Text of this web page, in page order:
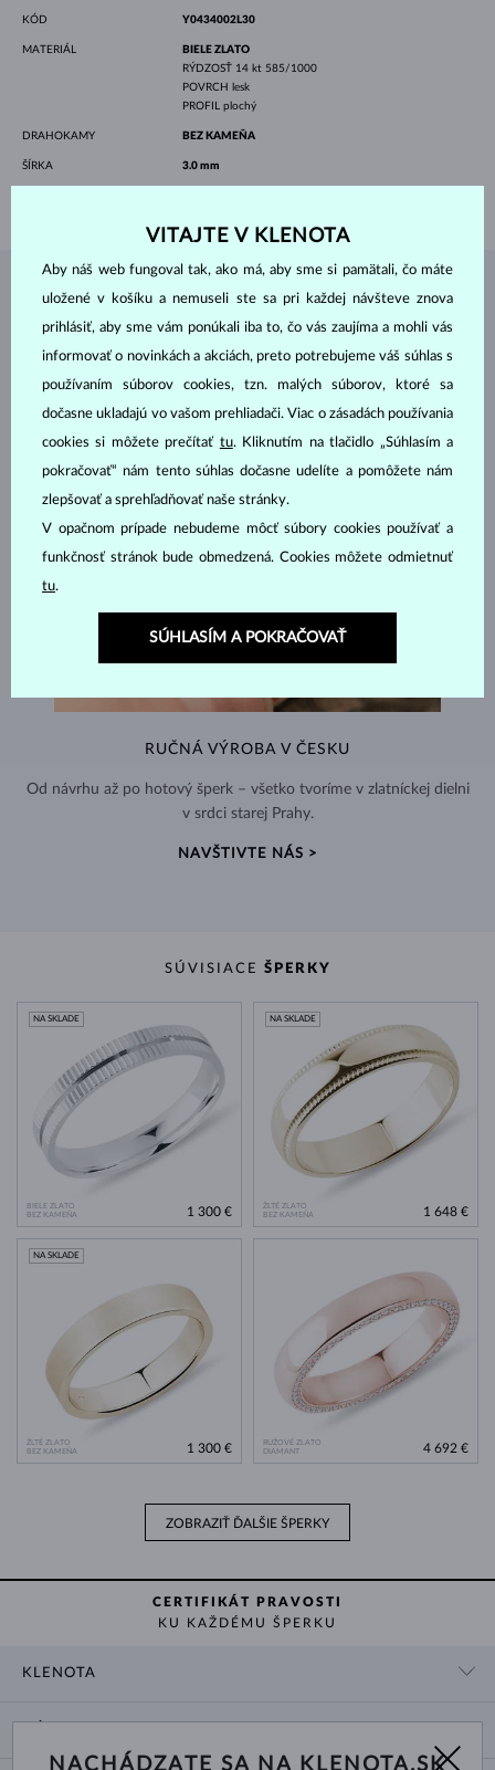
KÓD Y0434002L30
MATERIÁL
BIELE ZLATO
RÝDZOSŤ 14 kt 585/1000
POVRCH
lesk
PROFIL plochý
DRAHOKAMY BEZ KAMEŇA
ŠÍRKA 3.0 mm
ŠPERKY ZATELIÉRU KLENOTA
RUČNÁ VÝROBA V ČESKU
Od návrhu až po hotový šperk – všetko tvoríme v zlatníckej dielni
v srdci starej Prahy.
NAVŠTIVTE NÁS >
SÚVISIACE ŠPERKY
BIELE ZLATO
BEZ KAMEŇA
NA SKLADE
1 300 €
ŽLTÉ ZLATO
BEZ KAMEŇA
NA SKLADE
1 648 €
ŽLTÉ ZLATO
BEZ KAMEŇA
NA SKLADE
1 300 €
RUŽOVÉ ZLATO
DIAMANT
4 692 €
ZOBRAZIŤ ĎALŠIE ŠPERKY
CERTIFIKÁT PRAVOSTI
KU KAŽDÉMU ŠPERKU
KLENOTA
VITAJTE V KLENOTA
Aby náš web fungoval tak, ako má, aby sme si pamätali, čo máte
uložené v košíku a nemuseli ste sa pri každej návšteve znova
prihlásiť, aby sme vám ponúkali iba to, čo vás zaujíma a mohli vás
informovať o novinkách a akciách, preto potrebujeme váš súhlas s
používaním súborov cookies, tzn. malých súborov, ktoré sa
dočasne ukladajú vo vašom prehliadači. Viac o zásadách používania
cookies si môžete prečítať tu. Kliknutím na tlačidlo „Súhlasím a
pokračovať“ nám tento súhlas dočasne udelíte a pomôžete nám
zlepšovať a sprehľadňovať naše stránky.
V opačnom prípade nebudeme môcť súbory cookies používať a
funkčnosť stránok bude obmedzená. Cookies môžete odmietnuť
tu.
SÚHLASÍM A POKRAČOVAŤ
NACHÁDZATE SA NA KLENOTA.SK